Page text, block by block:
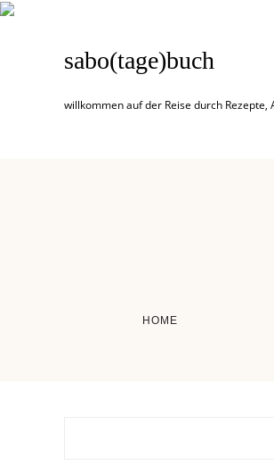
sabo(tage)buch
willkommen auf der Reise durch Rezepte,
HOME